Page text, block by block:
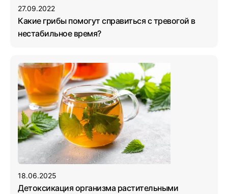
27.09.2022
Какие грибы помогут справиться с тревогой в
нестабильное время?
18.06.2025
Детоксикация организма растительными